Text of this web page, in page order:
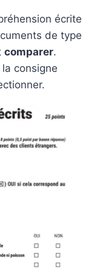
écrite
de type
comparer.
consigne